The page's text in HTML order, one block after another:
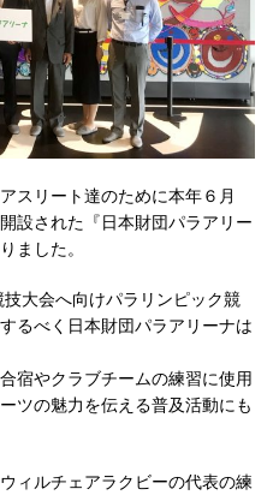
スリート達のために本年６月
設された『日本財団パラアリー
ました。
大会へ向けパラリンピック競
るべく日本財団パラアリーナは
宿やクラブチームの練習に使用
ツの魅力を伝える普及活動にも
ィルチェアラクビーの代表の練